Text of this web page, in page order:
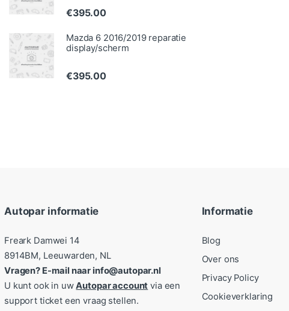
€395.00
Mazda 6 2016/2019 reparatie
display/scherm
€395.00
Autopar informatie
Freark Damwei 14
8914BM, Leeuwarden, NL
Vragen? E-mail naar info@autopar.nl
U kunt ook in uwAutopar account via een
support ticket een vraag stellen.
Informatie
Blog
Over ons
Privacy Policy
Cookieverklaring